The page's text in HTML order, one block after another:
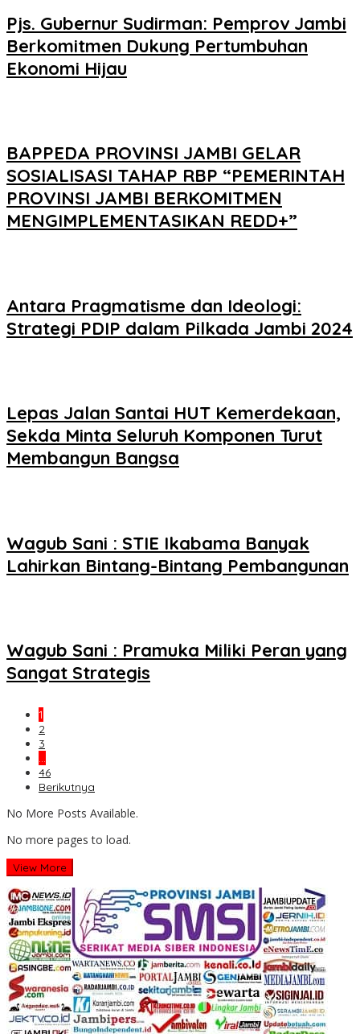
Pjs. Gubernur Sudirman: Pemprov Jambi
Berkomitmen Dukung Pertumbuhan
Ekonomi Hijau
BAPPEDA PROVINSI JAMBI GELAR
SOSIALISASI TAHAP RBP “PEMERINTAH
PROVINSI JAMBI BERKOMITMEN
MENGIMPLEMENTASIKAN REDD+”
Antara Pragmatisme dan Ideologi:
Strategi PDIP dalam Pilkada Jambi 2024
Lepas Jalan Santai HUT Kemerdekaan,
Sekda Minta Seluruh Komponen Turut
Membangun Bangsa
Wagub Sani : STIE Ikabama Banyak
Lahirkan Bintang-Bintang Pembangunan
Wagub Sani : Pramuka Miliki Peran yang
Sangat Strategis
1
2
3
…
46
Berikutnya
No More Posts Available.
No more pages to load.
View More